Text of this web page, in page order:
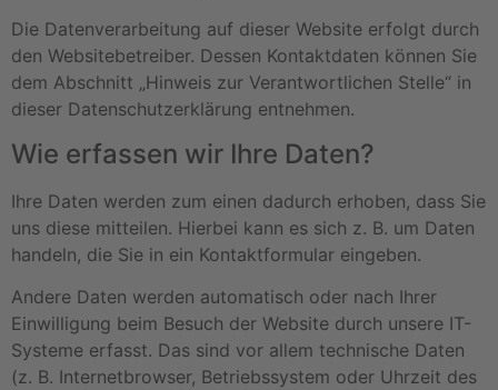
Die Datenverarbeitung auf dieser Website erfolgt durch
den Websitebetreiber. Dessen Kontaktdaten können Sie
dem Abschnitt „Hinweis zur Verantwortlichen Stelle“ in
dieser Datenschutzerklärung entnehmen.
Wie erfassen wir Ihre Daten?
Ihre Daten werden zum einen dadurch erhoben, dass Sie
uns diese mitteilen. Hierbei kann es sich z. B. um Daten
handeln, die Sie in ein Kontaktformular eingeben.
Andere Daten werden automatisch oder nach Ihrer
Einwilligung beim Besuch der Website durch unsere IT-
Systeme erfasst. Das sind vor allem technische Daten
(z. B. Internetbrowser, Betriebssystem oder Uhrzeit des